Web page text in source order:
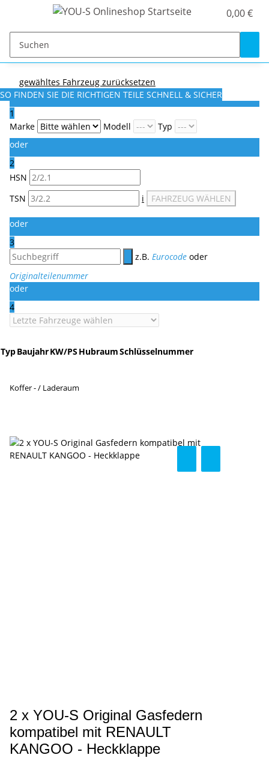
0,00 €
gewähltes Fahrzeug zurücksetzen
SO FINDEN SIE DIE RICHTIGEN TEILE SCHNELL & SICHER
1
Marke
Modell
Typ
oder
2
HSN
TSN
i FAHRZEUG WÄHLEN
oder
3
z.B. Eurocode oder
Originalteilenummer
oder
4
TypBaujahrKW/PS HubraumSchlüsselnummer
Koffer - / Laderaum
2 x YOU-S Original Gasfedern
kompatibel mit RENAULT
KANGOO - Heckklappe